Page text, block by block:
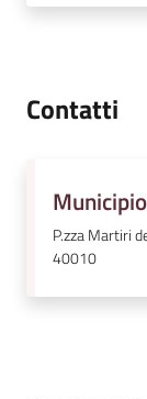
Contatti
Municipio
P.zza Martiri
40010